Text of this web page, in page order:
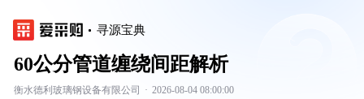
寻源宝典
60公分管道缠绕间距解析
衡水德利玻璃钢设备有限公司 · 2026-08-04 08:00:00